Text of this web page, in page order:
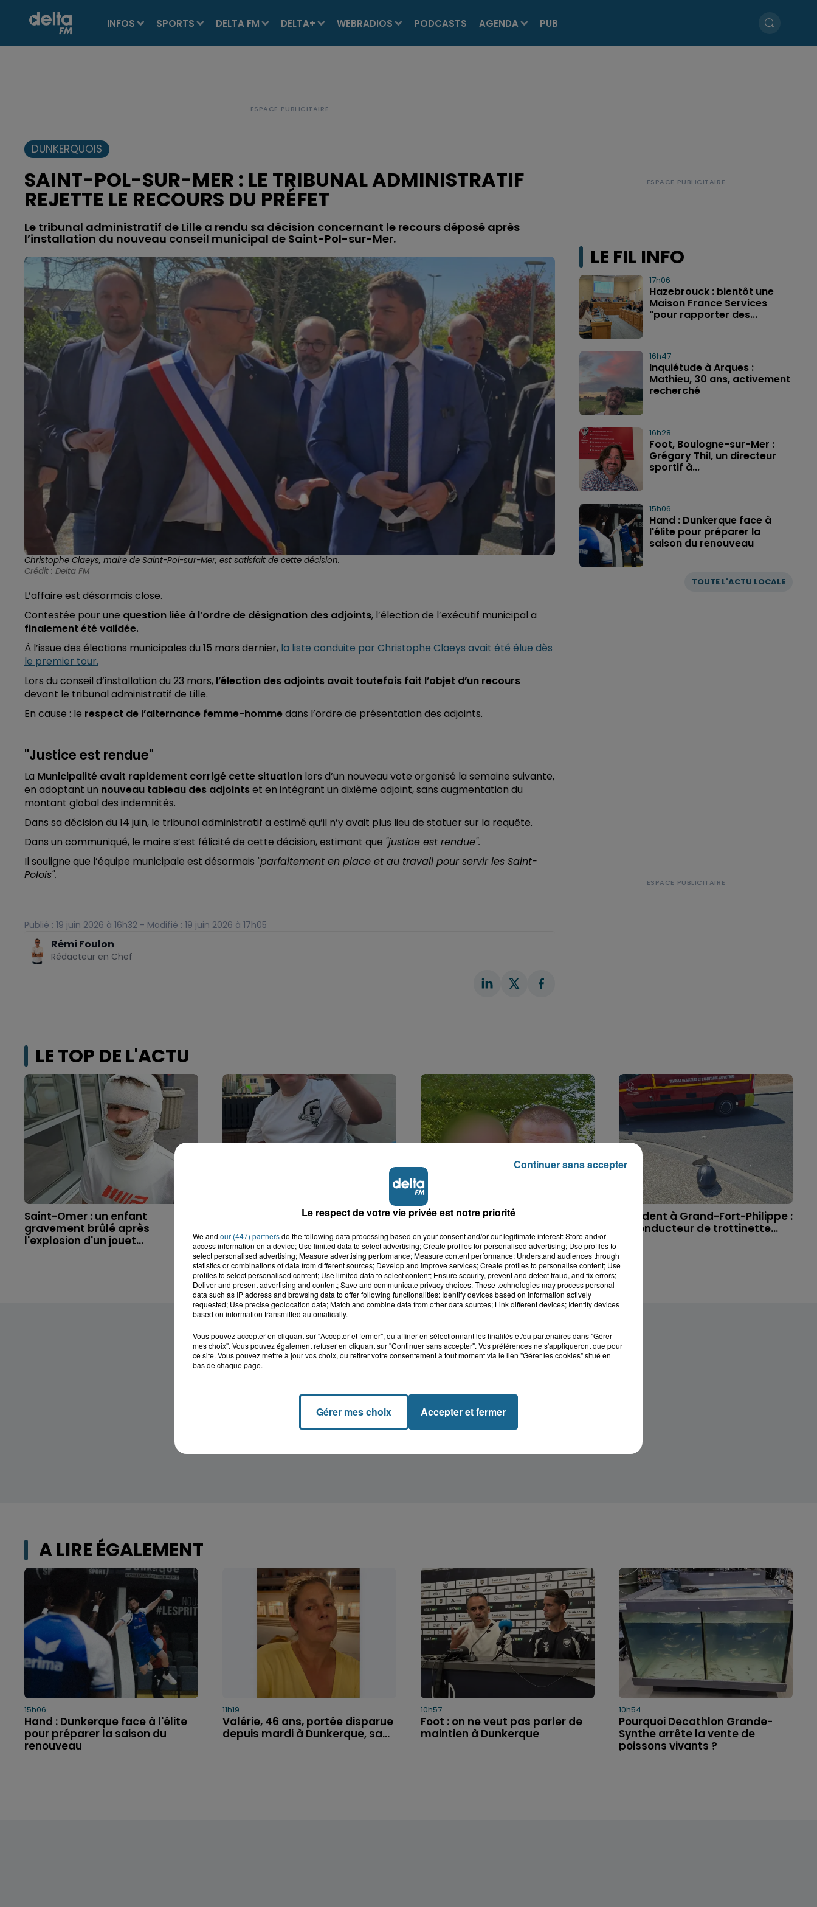
INFOS SPORTS DELTA FM DELTA+ WEBRADIOS PODCASTS AGENDA PUB
DUNKERQUOIS
SAINT-POL-SUR-MER : LE TRIBUNAL ADMINISTRATIF
REJETTE LE RECOURS DU PRÉFET
Le tribunal administratif de Lille a rendu sa décision concernant le recours déposé après
l’installation du nouveau conseil municipal de Saint-Pol-sur-Mer.
Christophe Claeys, maire de Saint-Pol-sur-Mer, est satisfait de cette décision.
Crédit : Delta FM
L’affaire est désormais close.
Contestée pour une question liée à l’ordre de désignation des adjoints, l’élection de l’exécutif municipal a
finalement été validée.
À l’issue des élections municipales du 15 mars dernier, la liste conduite par Christophe Claeys avait été élue dès
le premier tour.
Lors du conseil d’installation du 23 mars, l’élection des adjoints avait toutefois fait l’objet d’un recours
devant le tribunal administratif de Lille.
En cause : le respect de l’alternance femme-hommedans l’ordre de présentation des adjoints.
"Justice est rendue"
La Municipalité avait rapidement corrigé cette situation lors d’un nouveau vote organisé la semaine suivante,
en adoptant un nouveau tableau des adjointset en intégrant un dixième adjoint, sans augmentation du
montant global des indemnités.
Dans sa décision du 14 juin, le tribunal administratif a estimé qu’il n’y avait plus lieu de statuer sur la requête.
Dans un communiqué, le maire s’est félicité de cette décision, estimant que "justice est rendue".
Il souligne que l’équipe municipale est désormais "parfaitement en place et au travail pour servir les Saint-
Polois".
Publié : 19 juin 2026 à 16h32 - Modifié : 19 juin 2026 à 17h05
Rémi Foulon
Rédacteur en Chef
LE FIL INFO
TOUTE L'ACTU LOCALE
17h06
Hazebrouck : bientôt une
Maison France Services
"pour rapporter des...
16h47
Inquiétude à Arques :
Mathieu, 30 ans, activement
recherché
16h28
Foot, Boulogne-sur-Mer :
Grégory Thil, un directeur
sportif à...
15h06
Hand : Dunkerque face à
l'élite pour préparer la
saison du renouveau
LE TOP DE L'ACTU
Saint-Omer : un enfant
gravement brûlé après
l'explosion d'un jouet...
Hazebrouck : victime d'un
brutalement...
Disparition inquiétante à
41 ans...
Accident à Grand-Fort-Philippe :
le conducteur de trottinette...
A LIRE ÉGALEMENT
15h06
Hand : Dunkerque face à l'élite
pour préparer la saison du
renouveau
11h19
Valérie, 46 ans, portée disparue
depuis mardi à Dunkerque, sa...
10h57
Foot : on ne veut pas parler de
maintien à Dunkerque
10h54
Pourquoi Decathlon Grande-
Synthe arrête la vente de
poissons vivants ?
Le respect de votre vie privée est notre priorité
We and our (447) partnersdo the following data processing based on your consent and/or our legitimate interest: Store and/or
access information on a device; Use limited data to select advertising; Create profiles for personalised advertising; Use profiles to
select personalised advertising; Measure advertising performance; Measure content performance; Understand audiences through
statistics or combinations of data from different sources; Develop and improve services; Create profiles to personalise content; Use
profiles to select personalised content; Use limited data to select content; Ensure security, prevent and detect fraud, and fix errors;
Deliver and present advertising and content; Save and communicate privacy choices. These technologies may process personal
data such as IP address and browsing data to offer following functionalities: Identify devices based on information actively
requested; Use precise geolocation data; Match and combine data from other data sources; Link different devices; Identify devices
based on information transmitted automatically.
Vous pouvez accepter en cliquant sur "Accepter et fermer", ou affiner en sélectionnant les finalités et/ou partenaires dans "Gérer
mes choix". Vous pouvez également refuser en cliquant sur "Continuer sans accepter". Vos préférences ne s'appliqueront que pour
ce site. Vous pouvez mettre à jour vos choix, ou retirer votre consentement à tout moment via le lien "Gérer les cookies" situé en
bas de chaque page.
Gérer mes choix Accepter et fermer
Continuer sans accepter